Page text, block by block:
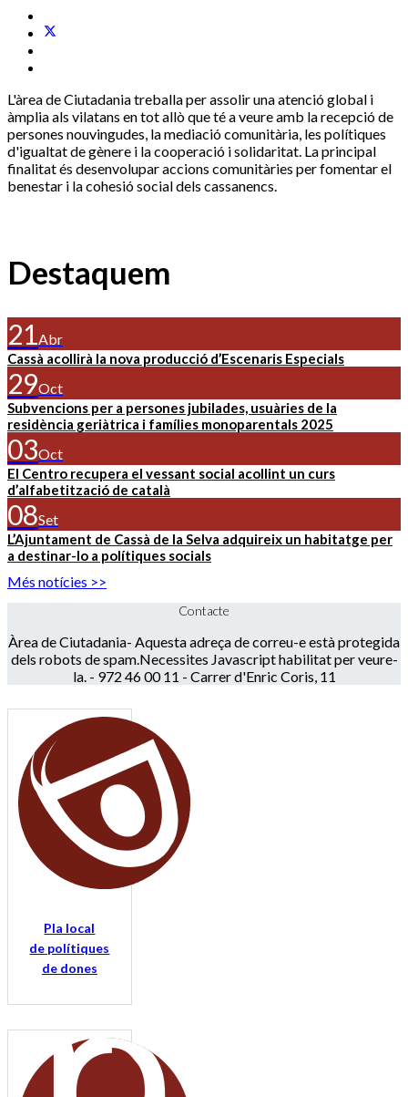
L'àrea de Ciutadania treballa per assolir una atenció global i
àmplia als vilatans en tot allò que té a veure amb la recepció de
persones nouvingudes, la mediació comunitària, les polítiques
d'igualtat de gènere i la cooperació i solidaritat. La principal
finalitat és desenvolupar accions comunitàries per fomentar el
benestar i la cohesió social dels cassanencs.
Destaquem
21Abr
Cassà acollirà la nova producció d’Escenaris Especials
29Oct
Subvencions per a persones jubilades, usuàries de la
residència geriàtrica i famílies monoparentals 2025
03Oct
El Centro recupera el vessant social acollint un curs
d’alfabetització de català
08Set
L’Ajuntament de Cassà de la Selva adquireix un habitatge per
a destinar-lo a polítiques socials
Més notícies >>
Contacte
Àrea de Ciutadania- Aquesta adreça de correu-e està protegida
dels robots de spam.Necessites Javascript habilitat per veure-
la.- 972 46 00 11 - Carrer d'Enric Coris, 11
Pla local
de polítiques
de dones